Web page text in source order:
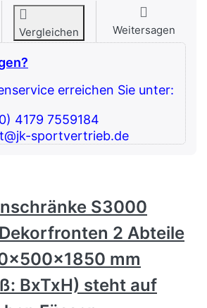
Vergleichen Weitersagen
erreichen Sie unter:
4179 7559184
sportvertrieb.de
S3000
2 Abteile
mm
BxTxH) steht auf